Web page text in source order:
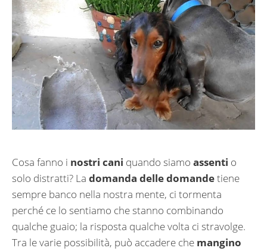
Cosa fanno i nostri cani quando siamo assenti o
solo distratti? La domanda delle domandetiene
sempre banco nella nostra mente, ci tormenta
perché ce lo sentiamo che stanno combinando
qualche guaio; la risposta qualche volta ci stravolge.
Tra le varie possibilità, può accadere che mangino